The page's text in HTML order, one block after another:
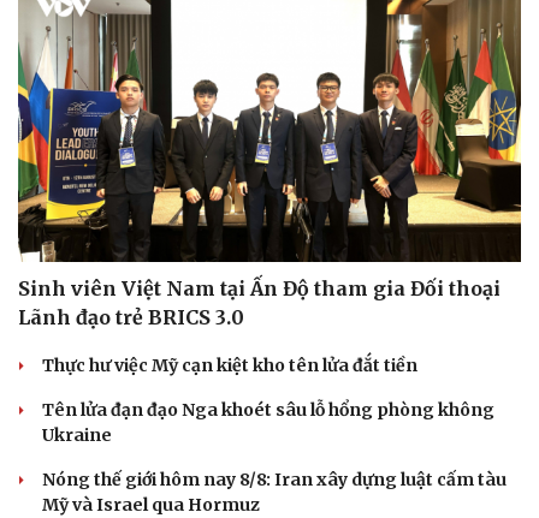
Sức khỏe
Dinh dưỡng - món ngon
Cây thuốc
Sản phụ khoa
Nhi khoa
Nam khoa
Làm đẹp - giảm cân
Phòng mạch online
Ăn sạch sống khỏe
Đời sống
Nhà đẹp
Blog
Tình yêu - Gia đình
Sinh viên Việt Nam tại Ấn Độ tham gia Đối thoại
Lãnh đạo trẻ BRICS 3.0
Thực hư việc Mỹ cạn kiệt kho tên lửa đắt tiền
Tên lửa đạn đạo Nga khoét sâu lỗ hổng phòng không
Ukraine
Nóng thế giới hôm nay 8/8: Iran xây dựng luật cấm tàu
Mỹ và Israel qua Hormuz